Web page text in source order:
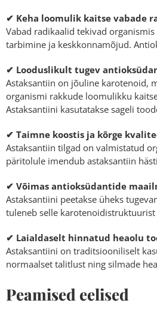
✔ Keha loomulik kaitse vabade
Vabad radikaalid tekivad
tarbimine ja keskkonnamõjud.
✔ Looduslikult tugev
Astaksantiin on jõuline karotenoid,
organismi rakkude loomulikku
Astaksantiini kasutatakse sageli
✔ Taimne koostis ja kõrge
Astaksantiin tilgad on valmistatud
päritolule imendub astaksantiin
✔ Võimas antioksüdantide
Astaksantiini peetakse üheks
tuleneb selle karotenoidistruktuurist
✔ Laialdaselt hinnatud heaolu
Astaksantiini on traditsiooniliselt
normaalset talitlust ning silmade
Peamised eelised